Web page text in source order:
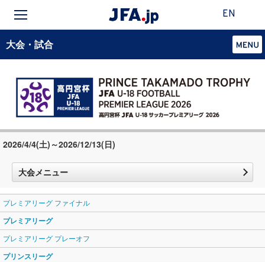
EN
大会・試合
2026/4/4(土)～2026/12/13(日)
大会メニュー
プレミアリーグ ファイナル
プレミアリーグ
プレミアリーグ プレーオフ
プリンスリーグ